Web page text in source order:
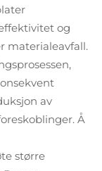
og
materialeavfall.
av
Å
større